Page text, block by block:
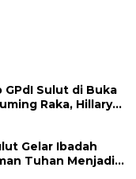
GPdI Sulut di Buka
Raka, Hillary
Gelar Ibadah
Tuhan Menjadi